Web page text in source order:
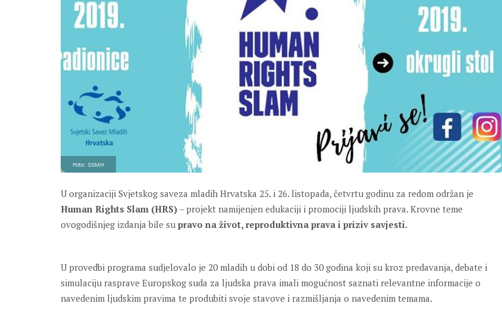
Foto: SSMH
U organizaciji Svjetskog saveza mladih Hrvatska 25. i 26. listopada, četvrtu godinu za redom održan je
Human Rights Slam (HRS) – projekt namijenjen edukaciji i promociji ljudskih prava. Krovne teme
ovogodišnjeg izdanja bile su pravo na život, reproduktivna prava i priziv savjesti.
U provedbi programa sudjelovalo je 20 mladih u dobi od 18 do 30 godina koji su kroz predavanja, debate i
simulaciju rasprave Europskog suda za ljudska prava imali mogućnost saznati relevantne informacije o
navedenim ljudskim pravima te produbiti svoje stavove i razmišljanja o navedenim temama.